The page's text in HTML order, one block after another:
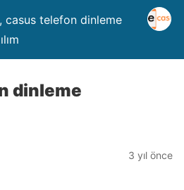
casus telefon dinleme
dinleme
3 yıl önce